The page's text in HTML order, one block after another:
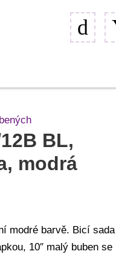
BL,
modrá
modré barvě. Bicí sada
10″ malý buben se